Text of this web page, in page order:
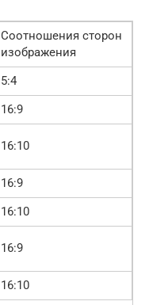
Соотношения сторон
изображения
5:4
16:9
16:10
16:9
16:10
16:9
16:10